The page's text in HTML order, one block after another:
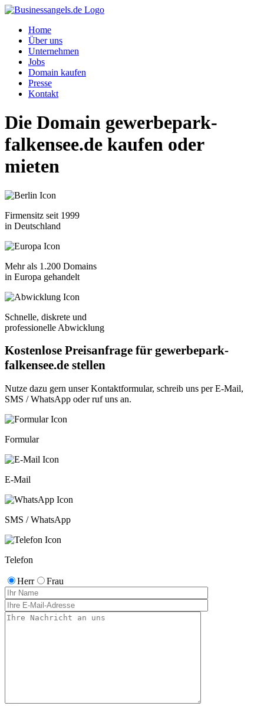
Home
Über uns
Unternehmen
Jobs
Domain kaufen
Presse
Kontakt
Die Domain gewerbepark-
falkensee.de kaufen oder
mieten
Firmensitz seit 1999
in Deutschland
Mehr als 1.200 Domains
in Europa gehandelt
Schnelle, diskrete und
professionelle Abwicklung
Kostenlose Preisanfrage für gewerbepark-
falkensee.de stellen
Nutze dazu gern unserKontaktformular, schreib uns perE-Mail,
SMS / WhatsApp oderruf uns an.
Formular
E-Mail
SMS / WhatsApp
Telefon
Herr Frau